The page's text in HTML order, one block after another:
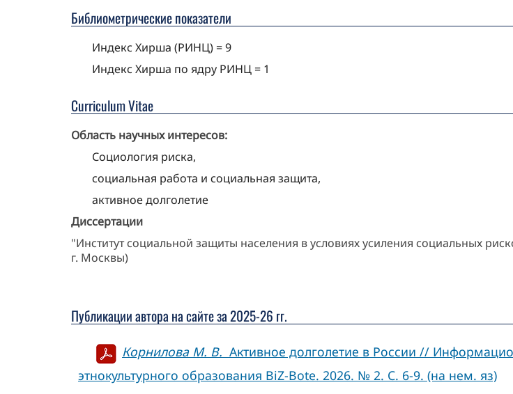
Библиометрические показатели
Индекс Хирша (РИНЦ) = 9
Индекс Хирша по ядру РИНЦ = 1
Curriculum Vitae
Область научных интересов:
Социология риска,
социальная работа и социальная защита,
активное долголетие
Диссертации
"Институт социальной защиты населения в условиях усиления социальных
г. Москвы)
Публикации автора на сайте за 2025-26 гг.
Корнилова М. В. Активное долголетие в России //
этнокультурного образования BiZ-Bote. 2026. № 2. С. 6-9. (на нем. яз)